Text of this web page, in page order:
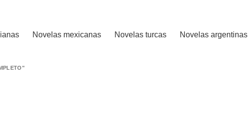
Novelas mexicanas Novelas turcas Novelas argentinas